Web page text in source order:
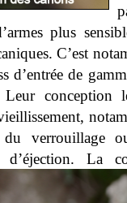
plus
C’est
d’entrée de
conception
verrouillage
d’éjection. La